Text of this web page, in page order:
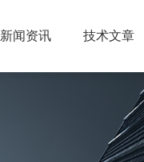
新闻资讯 技术文章